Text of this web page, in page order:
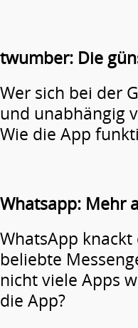
twumber: Die
Wer sich bei der
und unabhängig
Wie die App
Whatsapp: Mehr
WhatsApp knackt
beliebte
nicht viele Apps
die App?